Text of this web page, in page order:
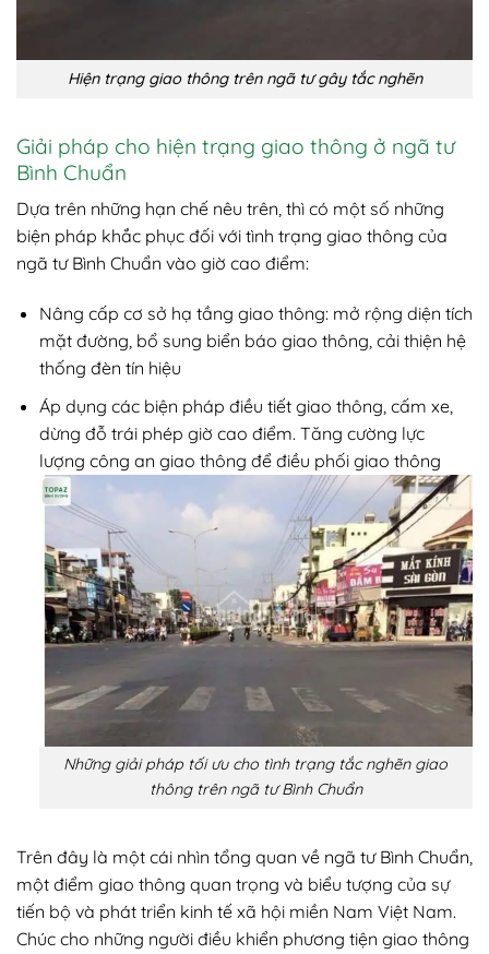
Hiện trạng giao thông trên ngã tư gây tắc nghẽn
Giải pháp cho hiện trạng giao thông ở ngã tư
Bình Chuẩn
Dựa trên những hạn chế nêu trên, thì có một số những
biện pháp khắc phục đối với tình trạng giao thông của
ngã tư Bình Chuẩn vào giờ cao điểm:
Nâng cấp cơ sở hạ tầng giao thông: mở rộng diện tích
mặt đường, bổ sung biển báo giao thông, cải thiện hệ
thống đèn tín hiệu
Áp dụng các biện pháp điều tiết giao thông, cấm xe,
dừng đỗ trái phép giờ cao điểm. Tăng cường lực
lượng công an giao thông để điều phối giao thông
Những giải pháp tối ưu cho tình trạng tắc nghẽn giao
thông trên ngã tư Bình Chuẩn
Trên đây là một cái nhìn tổng quan về ngã tư Bình Chuẩn,
một điểm giao thông quan trọng và biểu tượng của sự
tiến bộ và phát triển kinh tế xã hội miền Nam Việt Nam.
Chúc cho những người điều khiển phương tiện giao thông